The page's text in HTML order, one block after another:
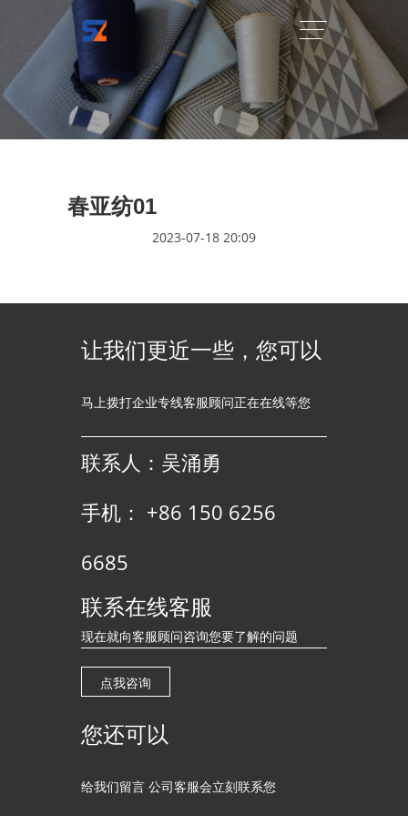
春亚纺01
2023-07-18 20:09
让我们更近一些，您可以
马上拨打企业专线客服顾问正在在线等您
联系人：吴涌勇
手机： +86 150 6256
6685
联系在线客服
现在就向客服顾问咨询您要了解的问题
点我咨询
您还可以
给我们留言 公司客服会立刻联系您